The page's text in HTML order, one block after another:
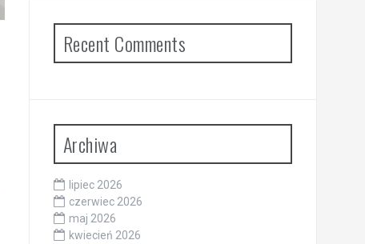
Recent Comments
Archiwa
lipiec 2026
czerwiec 2026
maj 2026
kwiecień 2026